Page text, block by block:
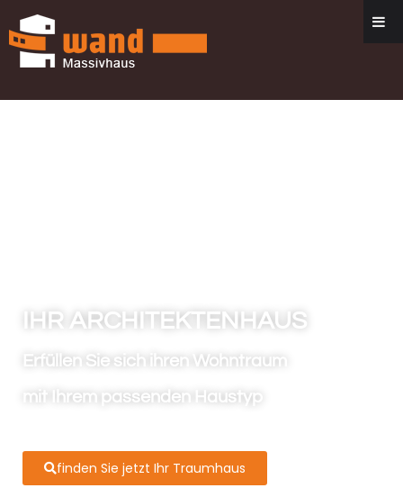
IHR ARCHITEKTENHAUS
Erfüllen Sie sich ihren Wohntraum
mit Ihrem passenden Haustyp
finden Sie jetzt Ihr Traumhaus